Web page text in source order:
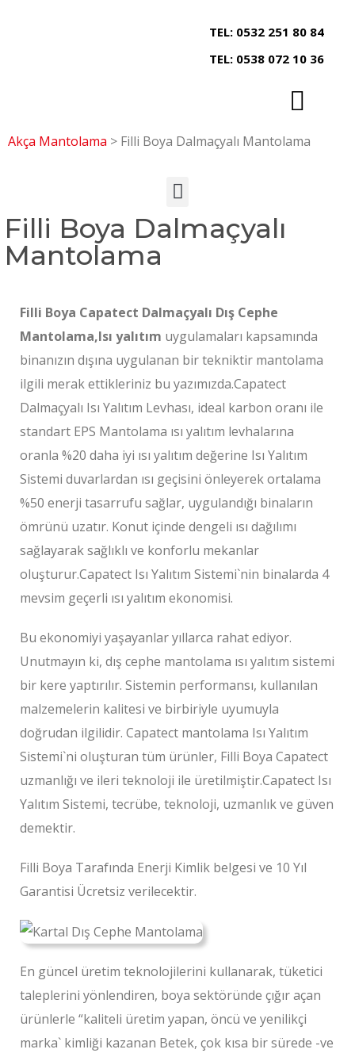
TEL: 0532 251 80 84
TEL: 0538 072 10 36
Akça Mantolama > Filli Boya Dalmaçyalı Mantolama
Filli Boya Dalmaçyalı
Mantolama
Filli Boya Capatect Dalmaçyalı Dış Cephe
Mantolama,Isı yalıtım uygulamaları kapsamında
binanızın dışına uygulanan bir tekniktir mantolama
ilgili merak ettikleriniz bu yazımızda.Capatect
Dalmaçyalı Isı Yalıtım Levhası, ideal karbon oranı ile
standart EPS Mantolama ısı yalıtım levhalarına
oranla %20 daha iyi ısı yalıtım değerine Isı Yalıtım
Sistemi duvarlardan ısı geçisini önleyerek ortalama
%50 enerji tasarrufu sağlar, uygulandığı binaların
ömrünü uzatır. Konut içinde dengeli ısı dağılımı
sağlayarak sağlıklı ve konforlu mekanlar
oluşturur.Capatect Isı Yalıtım Sistemi`nin binalarda 4
mevsim geçerli ısı yalıtım ekonomisi.
Bu ekonomiyi yaşayanlar yıllarca rahat ediyor.
Unutmayın ki, dış cephe mantolama ısı yalıtım sistemi
bir kere yaptırılır. Sistemin performansı, kullanılan
malzemelerin kalitesi ve birbiriyle uyumuyla
doğrudan ilgilidir. Capatect mantolama Isı Yalıtım
Sistemi`ni oluşturan tüm ürünler, Filli Boya Capatect
uzmanlığı ve ileri teknoloji ile üretilmiştir.Capatect Isı
Yalıtım Sistemi, tecrübe, teknoloji, uzmanlık ve güven
demektir.
Filli Boya Tarafında Enerji Kimlik belgesi ve 10 Yıl
Garantisi Ücretsiz verilecektir.
En güncel üretim teknolojilerini kullanarak, tüketici
taleplerini yönlendiren, boya sektöründe çığır açan
ürünlerle “kaliteli üretim yapan, öncü ve yenilikçi
marka` kimliği kazanan Betek, çok kısa bir sürede -ve